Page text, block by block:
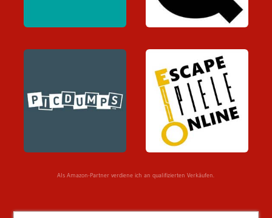
Als Amazon-Partner verdiene ich an qualifizierten Verkäufen.